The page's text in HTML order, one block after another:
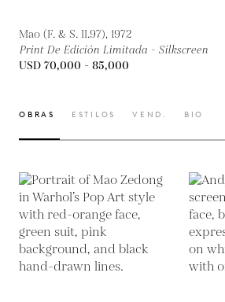
Mao (F. & S. II.97), 1972
Print De Edición Limitada - Silkscreen
USD 70,000 - 85,000
OBRAS ESTILOS VEND. BIO